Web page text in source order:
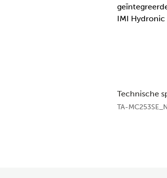
IMI Hydronic
Technische
TA-